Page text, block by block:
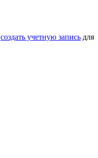
создать учетную запись для